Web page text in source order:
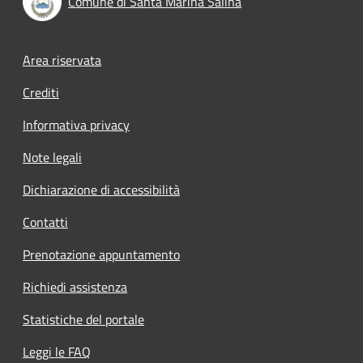
Footer menu
Area riservata
Crediti
Informativa privacy
Note legali
Dichiarazione di accessibilità
Contatti
Prenotazione appuntamento
Richiedi assistenza
Statistiche del portale
Leggi le FAQ